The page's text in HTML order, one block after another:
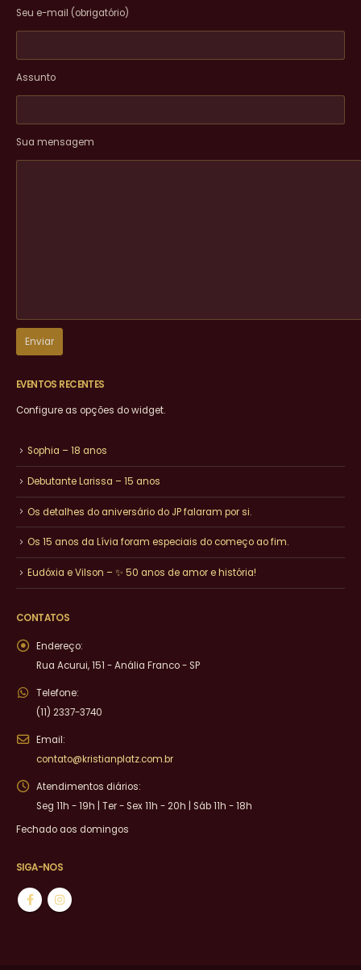
Seu e-mail (obrigatório)
Assunto
Sua mensagem
EVENTOS RECENTES
Configure as opções do widget.
Sophia – 18 anos
Debutante Larissa – 15 anos
Os detalhes do aniversário do JP falaram por si.
Os 15 anos da Lívia foram especiais do começo ao fim.
Eudóxia e Vilson – ✨ 50 anos de amor e história!
CONTATOS
Endereço:
Rua Acurui, 151 - Anália Franco - SP
Telefone:
(11) 2337-3740
Email:
contato@kristianplatz.com.br
Atendimentos diários:
Seg 11h - 19h | Ter - Sex 11h - 20h | Sáb 11h - 18h
Fechado aos domingos
SIGA-NOS